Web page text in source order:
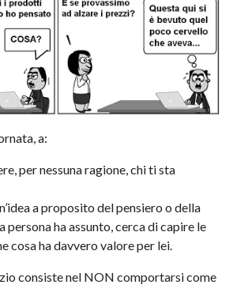
a:
per nessuna ragione, chi ti sta
a proposito del pensiero o della
persona ha assunto, cerca di capire le
cosa ha davvero valore per lei.
consiste nel NON comportarsi come